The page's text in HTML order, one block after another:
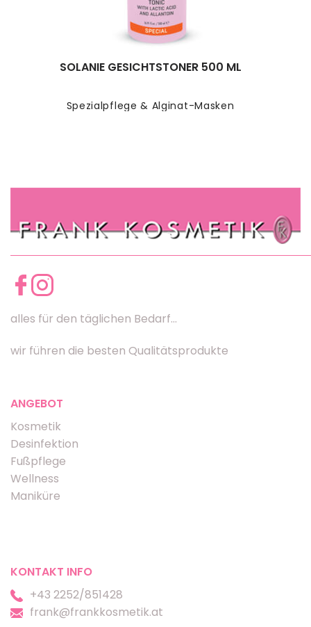
Spezialpflege & Alginat-Masken
SOLANIE GESICHTSTONER 500 ML
alles für den täglichen Bedarf...
wir führen die besten Qualitätsprodukte
ANGEBOT
Kosmetik
Desinfektion
Fußpflege
Wellness
Maniküre
KONTAKT INFO
+43 2252/851428
frank@frankkosmetik.at